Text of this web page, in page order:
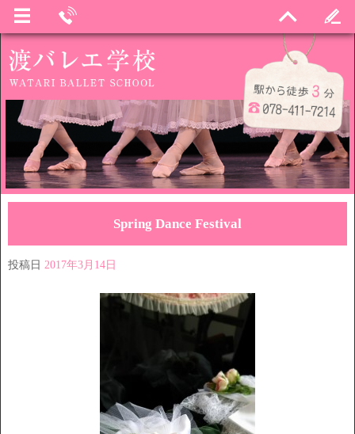
Spring Dance Festival
投稿日 2017年3月14日